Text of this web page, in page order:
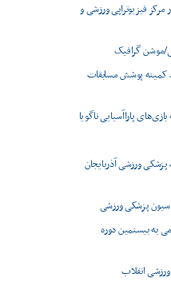
فیزیوتراپی ورزشی و
موشن گرافیک
ورزشی طی ۳ روز توسط کمیته پوشش مسابقات
پاراآسیایی ناگویا
پزشکی ورزشی آذربایجان
پزشکی ورزشی
به بیستمین دوره
انقلاب